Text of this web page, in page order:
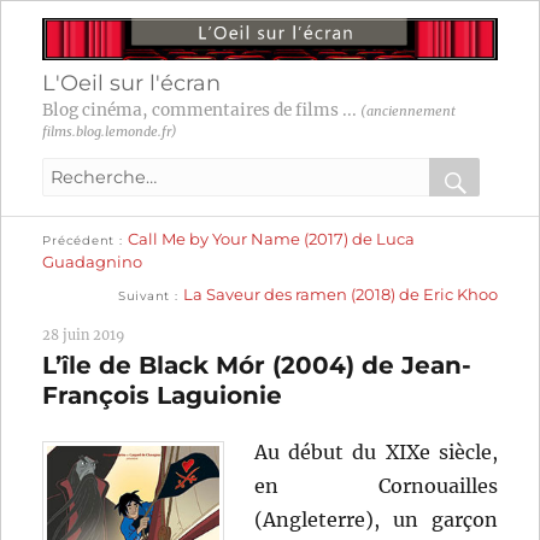
L'Oeil sur l'écran
Blog cinéma, commentaires de films ... (anciennement
films.blog.lemonde.fr)
Recherche
:
OK
Navigation
l’article
Précédent
précédente :
Call Me by Your Name (2017) de Luca
Guadagnino
Suivant
suivante :
La Saveur des ramen (2018) de Eric Khoo
28 juin 2019
L’île de Black Mór (2004) de Jean-
François Laguionie
Au début du XIXe siècle,
en Cornouailles
(Angleterre), un garçon